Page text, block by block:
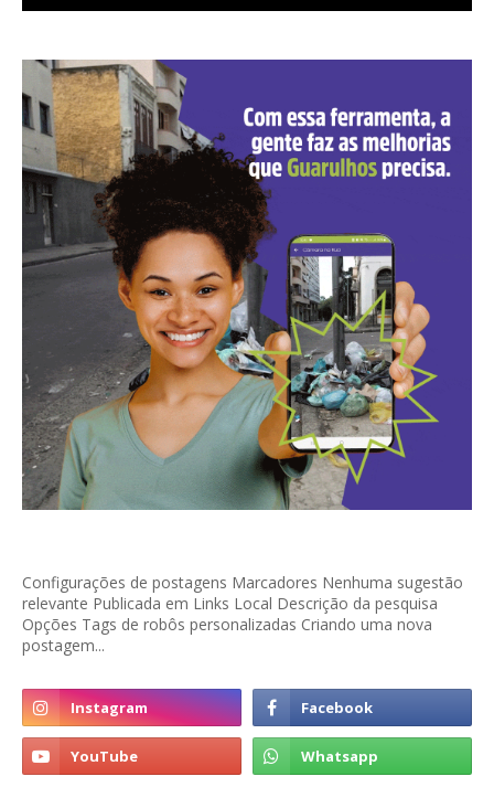
Configurações de postagens Marcadores Nenhuma sugestão
relevante Publicada em Links Local Descrição da pesquisa
Opções Tags de robôs personalizadas Criando uma nova
postagem...